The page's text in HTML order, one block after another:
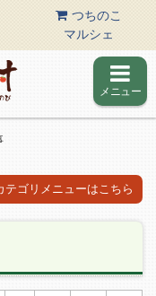
つちのこ
マルシェ
ト
メニュー
テゴリメニューはこちら